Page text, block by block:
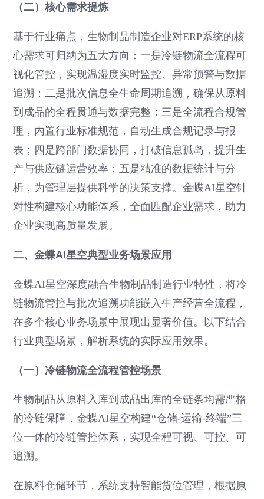
（二）核心需求提炼
基于行业痛点，生物制品制造企业对ERP系统的核
心需求可归纳为五大方向：一是冷链物流全流程可
视化管控，实现温湿度实时监控、异常预警与数据
追溯；二是批次信息全生命周期追溯，确保从原料
到成品的全程贯通与数据完整；三是全流程合规管
理，内置行业标准规范，自动生成合规记录与报
表；四是跨部门数据协同，打破信息孤岛，提升生
产与供应链运营效率；五是精准的数据统计与分
析，为管理层提供科学的决策支撑。金蝶AI星空针
对性构建核心功能体系，全面匹配企业需求，助力
企业实现高质量发展。
二、金蝶AI星空典型业务场景应用
金蝶AI星空深度融合生物制品制造行业特性，将冷
链物流管控与批次追溯功能嵌入生产经营全流程，
在多个核心业务场景中展现出显著价值。以下结合
行业典型场景，解析系统的实际应用效果。
（一）冷链物流全流程管控场景
生物制品从原料入库到成品出库的全链条均需严格
的冷链保障，金蝶AI星空构建“仓储-运输-终端”三
位一体的冷链管控体系，实现全程可视、可控、可
追溯。
在原料仓储环节，系统支持智能货位管理，根据原